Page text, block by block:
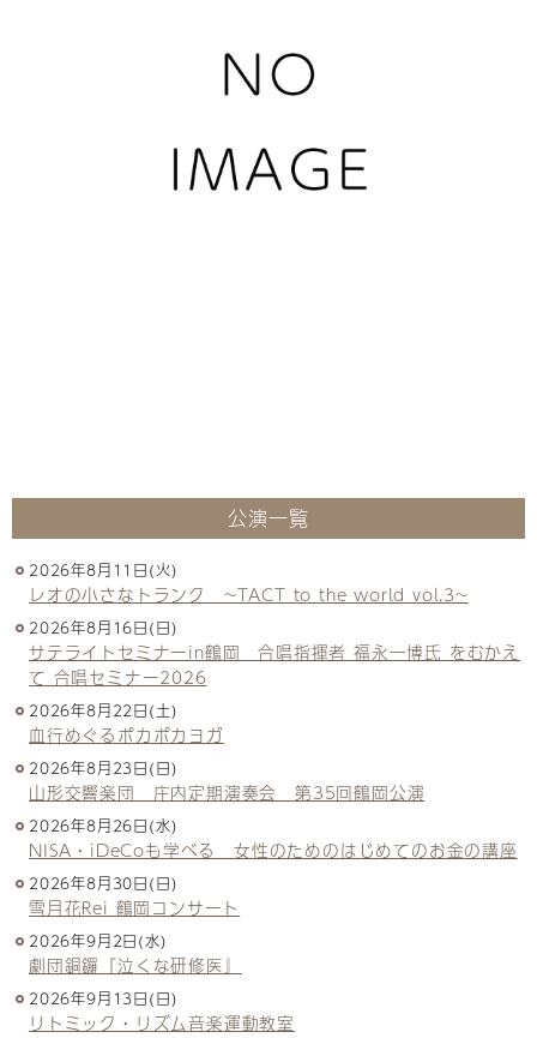
公演一覧
2026年8月11日(火)
レオの小さなトランク ~TACT to the world vol.3~
2026年8月16日(日)
サテライトセミナーin鶴岡 合唱指揮者 福永一博氏 をむかえ
て 合唱セミナー2026
2026年8月22日(土)
血行めぐるポカポカヨガ
2026年8月23日(日)
山形交響楽団 庄内定期演奏会 第35回鶴岡公演
2026年8月26日(水)
NISA・iDeCoも学べる 女性のためのはじめてのお金の講座
2026年8月30日(日)
雪月花Rei 鶴岡コンサート
2026年9月2日(水)
劇団銅鑼『泣くな研修医』
2026年9月13日(日)
リトミック・リズム音楽運動教室